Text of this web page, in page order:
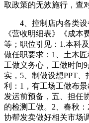
取政策的无效施行，查
4、控制店内各类设
《营收明细表》《成本
等；职位引见：1.本科
做任职要求：1、土木
工做义务心，工做时间
实，5、制做设想PPT
利：1，有工场工做布
发运前预备，五、担任
的检测工做。2、春秋：
协帮发卖做好相关市场